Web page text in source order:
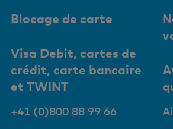
Blocage de carte
Visa Debit, cartes de
crédit, carte bancaire
et TWINT
+41 (0)800 88 99 66